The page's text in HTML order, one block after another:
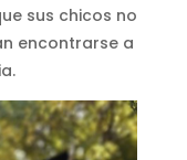
sus chicos no
encontrarse a